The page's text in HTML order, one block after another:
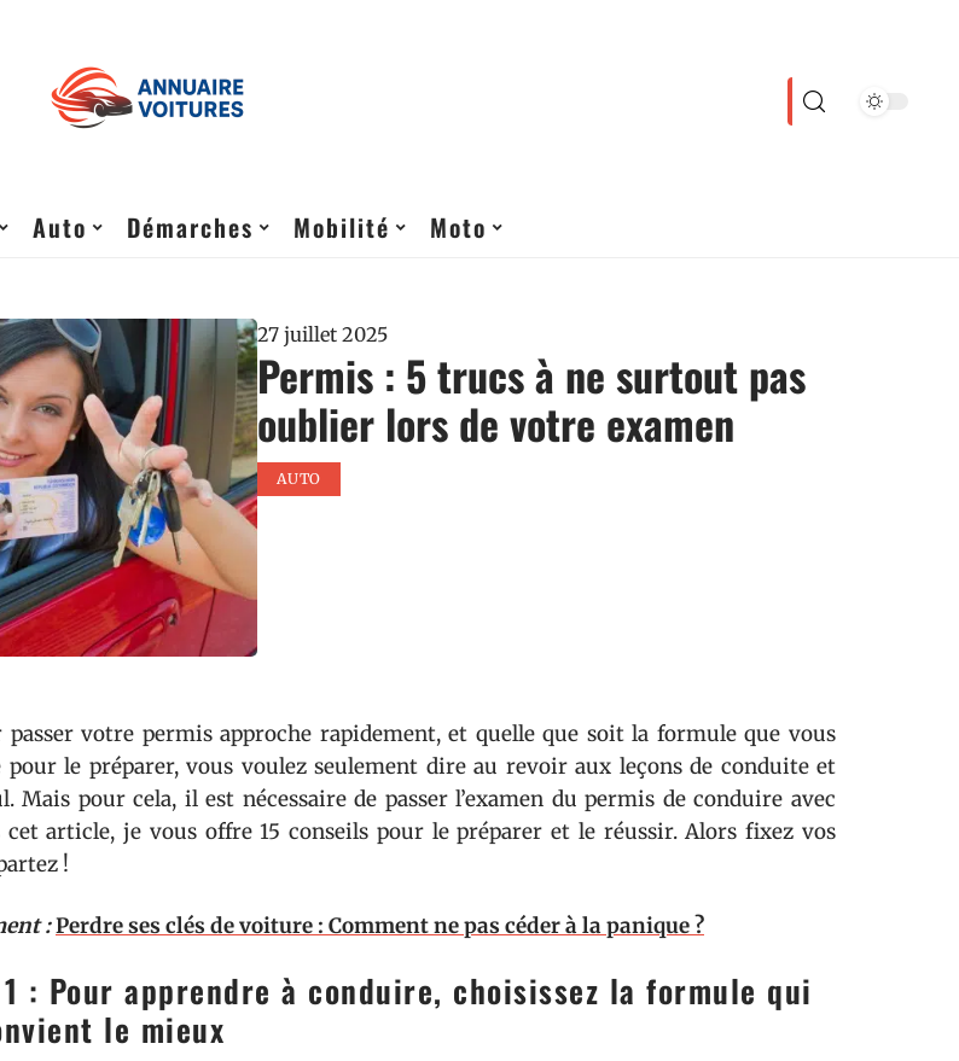
Auto Démarches Mobilité Moto
27 juillet 2025
Permis : 5 trucs à ne surtout pas
oublier lors de votre examen
AUTO
passer votre permis approche rapidement, et quelle que soit la formule que vous
pour le préparer, vous voulez seulement dire au revoir aux leçons de conduite et
Mais pour cela, il est nécessaire de passer l’examen du permis de conduire avec
cet article, je vous offre 15 conseils pour le préparer et le réussir. Alors fixez vos
!
:Perdre ses clés de voiture : Comment ne pas céder à la panique ?
: Pour apprendre à conduire, choisissez la formule qui
le mieux